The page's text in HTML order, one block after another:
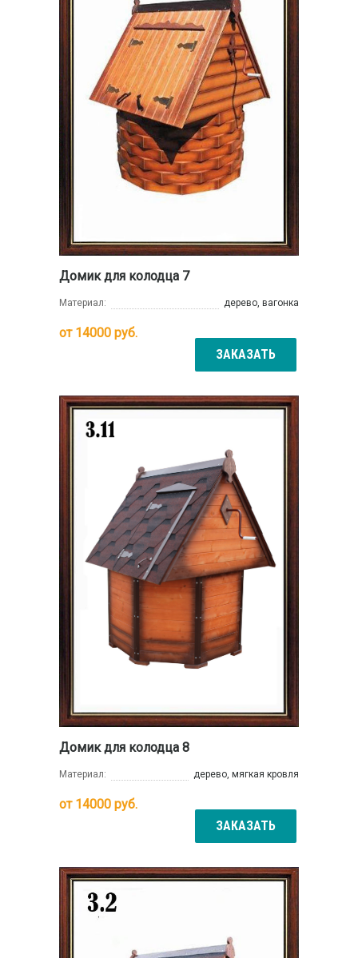
Домик для колодца 7
Материал: дерево, вагонка
от 14000 руб.
ЗАКАЗАТЬ
Домик для колодца 8
Материал: дерево, мягкая кровля
от 14000 руб.
ЗАКАЗАТЬ